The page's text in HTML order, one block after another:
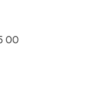
00